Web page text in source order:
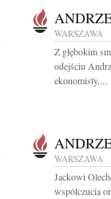
WARSZAWA
Z głębokim
odejściu
ekonomisty,...
WARSZAWA
Jackowi
współczucia